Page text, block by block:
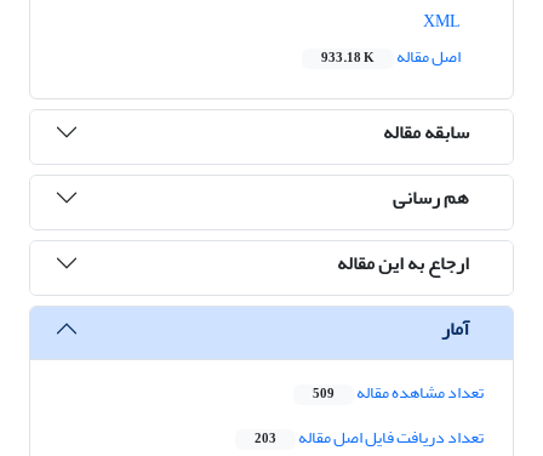
اصل مقاله
933.18 K
سابقه مقاله
هم رسانی
ارجاع به این مقاله
آمار
تعداد مشاهده مقاله 509
تعداد دریافت فایل اصل مقاله 203